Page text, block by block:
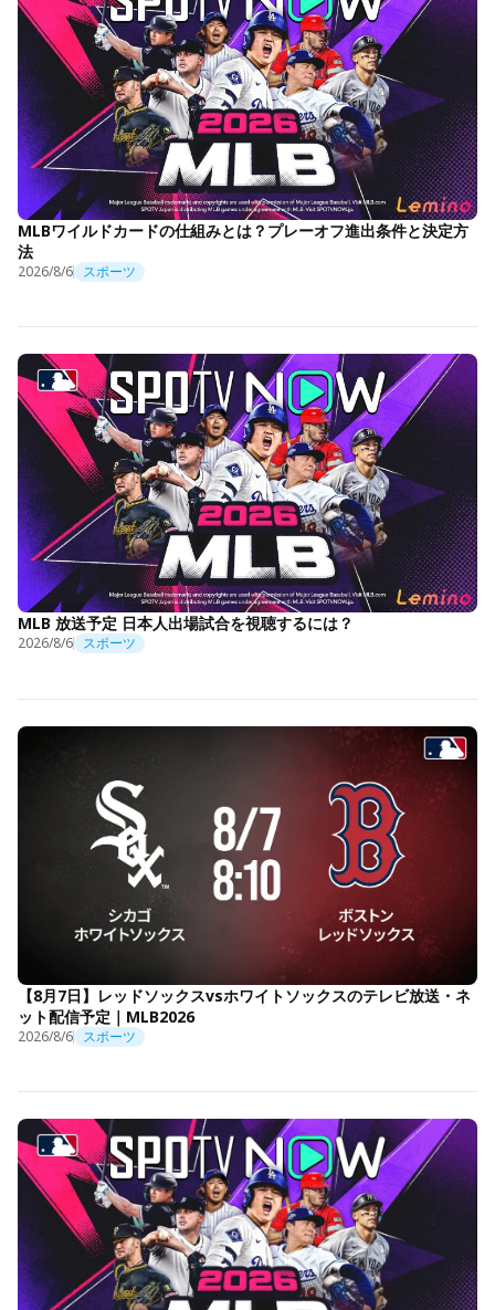
MLBワイルドカードの仕組みとは？プレーオフ進出条件と決定方
法
2026/8/6 スポーツ
MLB 放送予定 日本人出場試合を視聴するには？
2026/8/6 スポーツ
【8月7日】レッドソックスvsホワイトソックスのテレビ放送・ネ
ット配信予定｜MLB2026
2026/8/6 スポーツ